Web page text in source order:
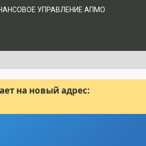
УПРАВЛЕНИЕ АПМО
на новый адрес: